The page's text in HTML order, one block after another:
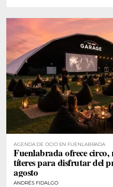
AGENDA DE OCIO EN FUENLABRADA
Fuenlabrada ofrece circo,
títeres para disfrutar del
agosto
ANDRÉS FIDALGO